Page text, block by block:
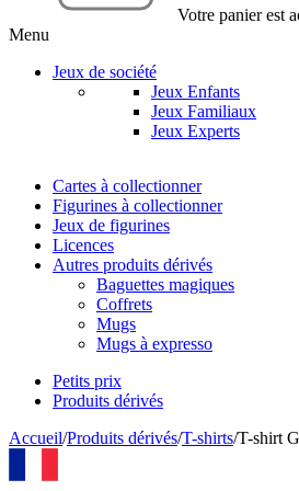
Votre panier est
Menu
Jeux de société
Jeux Enfants
Jeux Familiaux
Jeux Experts
Cartes à collectionner
Figurines à collectionner
Jeux de figurines
Licences
Autres produits dérivés
Baguettes magiques
Coffrets
Mugs
Mugs à expresso
Petits prix
Produits dérivés
Accueil/Produits dérivés/T-shirts/T-shirt